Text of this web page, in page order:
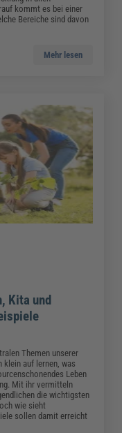
kommt es bei einer
Bereiche sind davon
Mehr lesen
Kita und
Themen unserer
auf lernen, was
Leben
Mit ihr vermitteln
die wichtigsten
wie sieht
sollen damit erreicht